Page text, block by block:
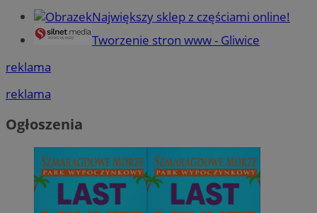
Największy sklep z częściami online!
Tworzenie stron www - Gliwice
reklama
reklama
Ogłoszenia